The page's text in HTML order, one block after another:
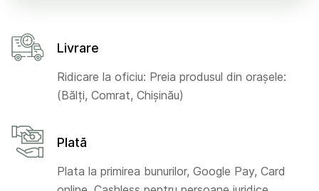
Livrare
Ridicare la oficiu: Preia produsul din orașele:
(Bălți, Comrat, Chișinău)
Plată
Plata la primirea bunurilor, Google Pay, Card